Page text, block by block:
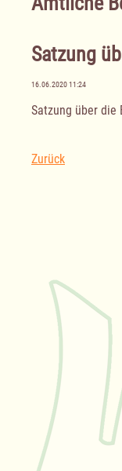
Satzung
16.06.2020 11:24
Satzung über die
Zurück